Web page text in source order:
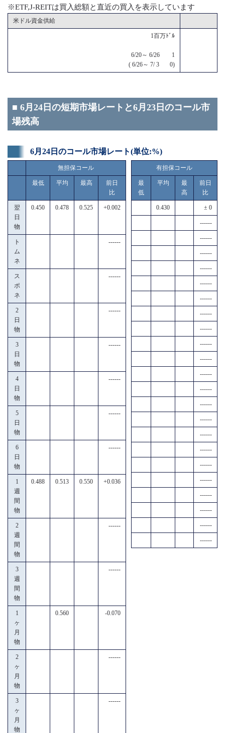
※ETF,J-REITは買入総額と直近の買入を表示しています
米ドル資金供給
1百万ﾄﾞﾙ
6/20～ 6/26 1
( 6/26～ 7/ 3 0)
■ 6月24日の短期市場レートと6月23日のコール市
場残高
6月24日のコール市場レート(単位:%)
無担保コール
最低 平均 最高
前日
比
翌
日
物
0.450 0.478 0.525 +0.002
ト
ム
ネ
------
ス
ポ
ネ
------
2
日
物
------
3
日
物
------
4
日
物
------
5
日
物
------
6
日
物
------
1
週
間
物
0.488 0.513 0.550 +0.036
2
週
間
物
------
3
週
間
物
------
1
ヶ
月
物
0.560 -0.070
2
ヶ
月
物
------
3
ヶ
月
物
------
有担保コール
最
低
平均
最
高
前日
比
0.430 ± 0
------
------
------
------
------
------
------
------
------
------
------
------
------
------
------
------
------
------
------
------
------
------